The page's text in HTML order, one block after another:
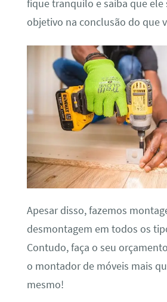
fique tranquilo e saiba que ele
objetivo na conclusão do que
Apesar disso, fazemos
desmontagem em todos os
Contudo, faça o seu
o montador de móveis mais
mesmo!